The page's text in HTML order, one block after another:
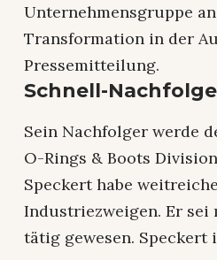
Unternehmensgruppe
Transformation in der
Pressemitteilung.
Schnell-
Sein Nachfolger werde
O-Rings & Boots
Speckert habe
Industriezweigen. Er sei
tätig gewesen.